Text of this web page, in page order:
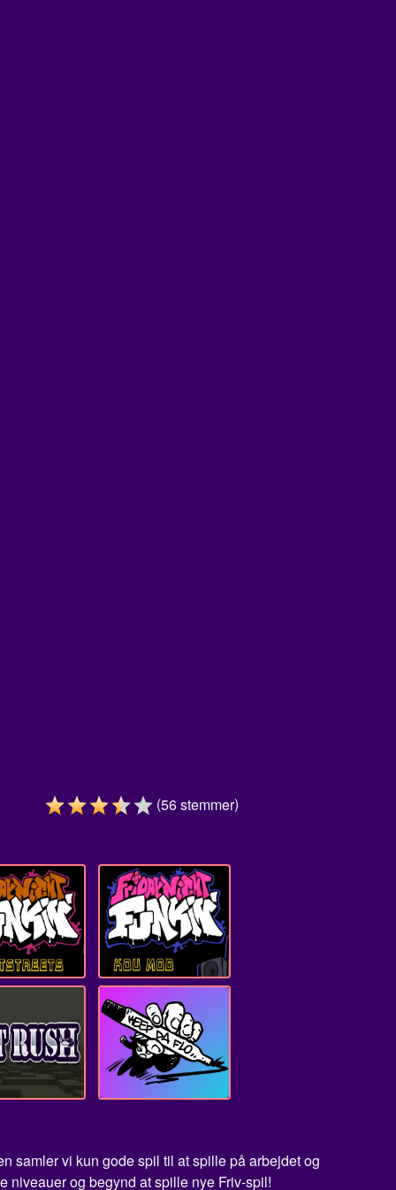
(56stemmer)
samler vi kun gode spil til at spille på arbejdet og
niveauer og begynd at spille nye Friv-spil!